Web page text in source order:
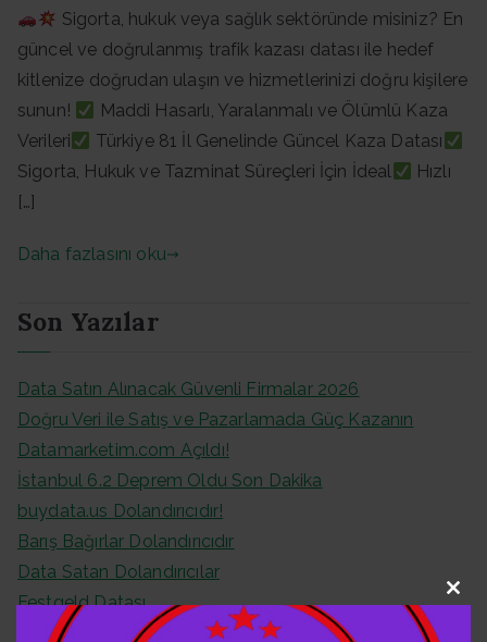
Sigorta, hukuk veya sağlık sektöründe misiniz? En
güncel ve doğrulanmış trafik kazası datası ile hedef
kitlenize doğrudan ulaşın ve hizmetlerinizi doğru kişilere
sunun!
Maddi Hasarlı, Yaralanmalı ve Ölümlü Kaza
Verileri
Türkiye 81 İl Genelinde Güncel Kaza Datası
Sigorta, Hukuk ve Tazminat Süreçleri İçin İdeal
Hızlı
[…]
Daha fazlasını oku
Son Yazılar
Data Satın Alınacak Güvenli Firmalar 2026
Doğru Veri ile Satış ve Pazarlamada Güç Kazanın
Datamarketim.com Açıldı!
İstanbul 6.2 Deprem Oldu Son Dakika
buydata.us Dolandırıcıdır!
Barış Bağırlar Dolandırıcıdır
Data Satan Dolandırıcılar
Festgeld Datası
Almanya Festgeld Datası